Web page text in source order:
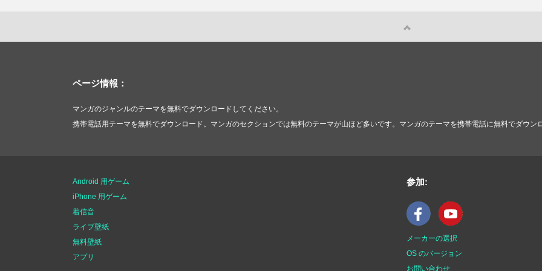
ページ情報：
マンガのジャンルのテーマを無料でダウンロードしてください。
携帯電話用テーマを無料でダウンロード。マンガのセクションでは無料のテーマが山ほど多いです。マンガのテーマを携帯電話に無料でダウン
Android 用ゲーム
iPhone 用ゲーム
着信音
ライブ壁紙
無料壁紙
アプリ
参加:
メーカーの選択
OS のバージョン
お問い合わせ